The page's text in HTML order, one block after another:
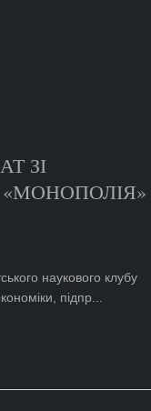
ЗІ
«МОНОПОЛІЯ»
наукового клубу
підпр...